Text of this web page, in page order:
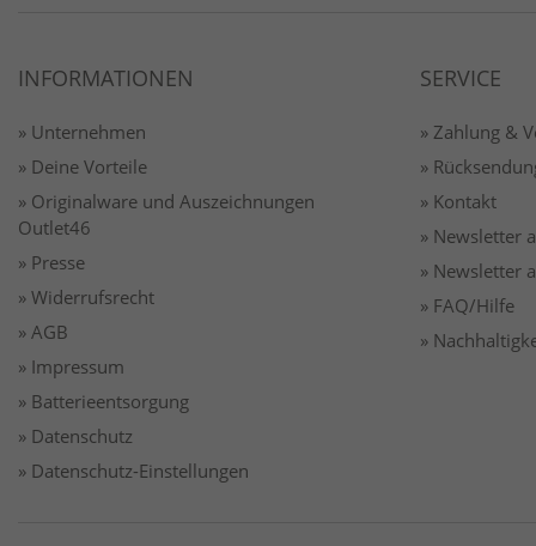
INFORMATIONEN
» Unternehmen
» Deine Vorteile
» Originalware und Auszeichnungen
Outlet46
» Presse
» Widerrufsrecht
» AGB
» Impressum
» Batterieentsorgung
» Datenschutz
» Datenschutz-Einstellungen
SERVICE
» Zahlung &
»
» Kontakt
» Newsletter
» Newsletter
» FAQ/Hilfe
»